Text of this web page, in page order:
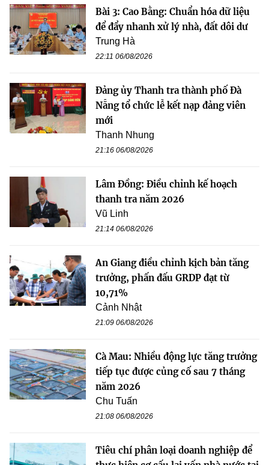
Bài 3: Cao Bằng: Chuẩn hóa dữ liệu
để đẩy nhanh xử lý nhà, đất dôi dư
Trung Hà
22:11 06/08/2026
Đảng ủy Thanh tra thành phố Đà
Nẵng tổ chức lễ kết nạp đảng viên
mới
Thanh Nhung
21:16 06/08/2026
Lâm Đồng: Điều chỉnh kế hoạch
thanh tra năm 2026
Vũ Linh
21:14 06/08/2026
An Giang điều chỉnh kịch bản tăng
trưởng, phấn đấu GRDP đạt từ
10,71%
Cảnh Nhật
21:09 06/08/2026
Cà Mau: Nhiều động lực tăng trưởng
tiếp tục được củng cố sau 7 tháng
năm 2026
Chu Tuấn
21:08 06/08/2026
Tiêu chí phân loại doanh nghiệp để